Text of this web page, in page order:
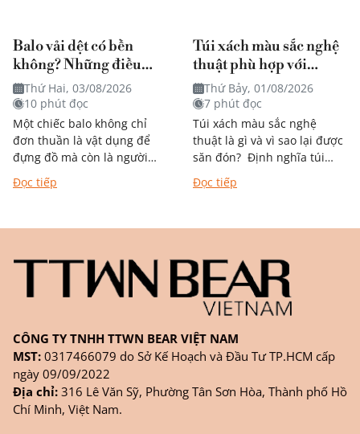
Balo vải dệt có bền
không? Những điều
bạn nên biết trước khi
quyết định mua
Thứ Hai, 03/08/2026
10 phút đọc
Một chiếc balo không chỉ
đơn thuần là vật dụng để
đựng đồ mà còn là người
bạn đồng hành trong từng
chặng đường học tập,...
Đọc tiếp
Túi xách màu sắc nghệ
thuật phù hợp với
phong cách nào?
Thứ Bảy, 01/08/2026
7 phút đọc
Túi xách màu sắc nghệ
thuật là gì và vì sao lại được
săn đón? Định nghĩa túi
xách mang phong cách
nghệ thuật Khác với túi
Đọc tiếp
CÔNG TY TNHH TTWN BEAR VIỆT NAM
MST: 0317466079 do Sở Kế Hoạch và Đầu Tư TP.HCM cấp
ngày 09/09/2022
Địa chỉ: 316 Lê Văn Sỹ, Phường Tân Sơn Hòa, Thành phố Hồ
Chí Minh, Việt Nam.